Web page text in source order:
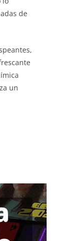
de
un